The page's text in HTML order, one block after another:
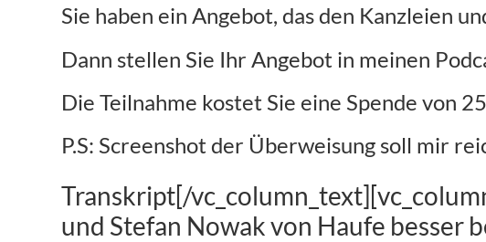
Sie haben ein Angebot, das den Kanzleien
Dann stellen Sie Ihr Angebot in meinen
Die Teilnahme kostet Sie eine Spende von
P.S: Screenshot der Überweisung soll mir
Transkript[/
und Stefan Nowak von Haufe besser